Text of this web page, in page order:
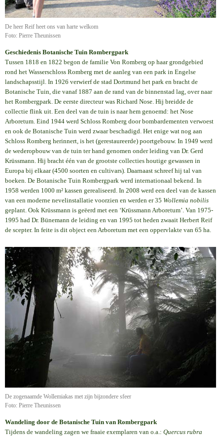
De heer Reif heet ons van harte welkom
Foto: Pierre Theunissen
Geschiedenis Botanische Tuin Rombergpark
Tussen 1818 en 1822 begon de familie Von Romberg op haar grondgebied
rond het Wasserschloss Romberg met de aanleg van een park in Engelse
landschapsstijl. In 1926 verwierf de stad Dortmund het park en bracht de
Botanische Tuin, die vanaf 1887 aan de rand van de binnenstad lag, over naar
het Rombergpark. De eerste directeur was Richard Nose. Hij breidde de
collectie flink uit. Een deel van de tuin is naar hem genoemd: het Nose
Arboretum. Eind 1944 werd Schloss Romberg door bombardementen verwoest
en ook de Botanische Tuin werd zwaar beschadigd. Het enige wat nog aan
Schloss Romberg herinnert, is het (gerestaureerde) poortgebouw. In 1949 werd
de wederopbouw van de tuin ter hand genomen onder leiding van Dr. Gerd
Krüssmann. Hij bracht één van de grootste collecties houtige gewassen in
Europa bij elkaar (4500 soorten en cultivars). Daarnaast schreef hij tal van
boeken. De Botanische Tuin Rombergpark werd internationaal bekend. In
1958 werden 1000 m² kassen gerealiseerd. In 2008 werd een deel van de kassen
van een moderne nevelinstallatie voorzien en werden er 35 Wollemia nobilis
geplant. Ook Krüssmann is geëerd met een ‘Krüssmann Arboretum’. Van 1975-
1995 had Dr. Bünemann de leiding en van 1995 tot heden zwaait Herbert Reif
de scepter. In feite is dit object een Arboretum met een oppervlakte van 65 ha.
De zogenaamde Wollemiakas met zijn bijzondere sfeer
Foto: Pierre Theunissen
Wandeling door de Botanische Tuin van Rombergpark
Tijdens de wandeling zagen we fraaie exemplaren van o.a.: Quercus rubra